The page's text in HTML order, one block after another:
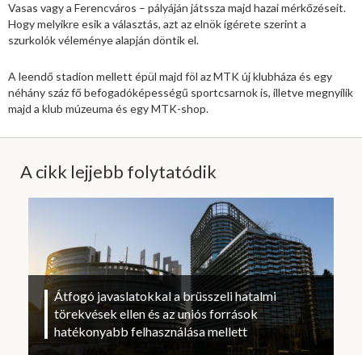
Vasas vagy a Ferencváros – pályáján játssza majd hazai mérkőzéseit.
Hogy melyikre esik a választás, azt az elnök ígérete szerint a
szurkolók véleménye alapján döntik el.
A leendő stadion mellett épül majd föl az MTK új klubháza és egy
néhány száz fő befogadóképességű sportcsarnok is, illetve megnyílik
majd a klub múzeuma és egy MTK-shop.
A cikk lejjebb folytatódik
Átfogó javaslatokkal a brüsszeli hatalmi
törekvések ellen és az uniós források
hatékonyabb felhasználása mellett